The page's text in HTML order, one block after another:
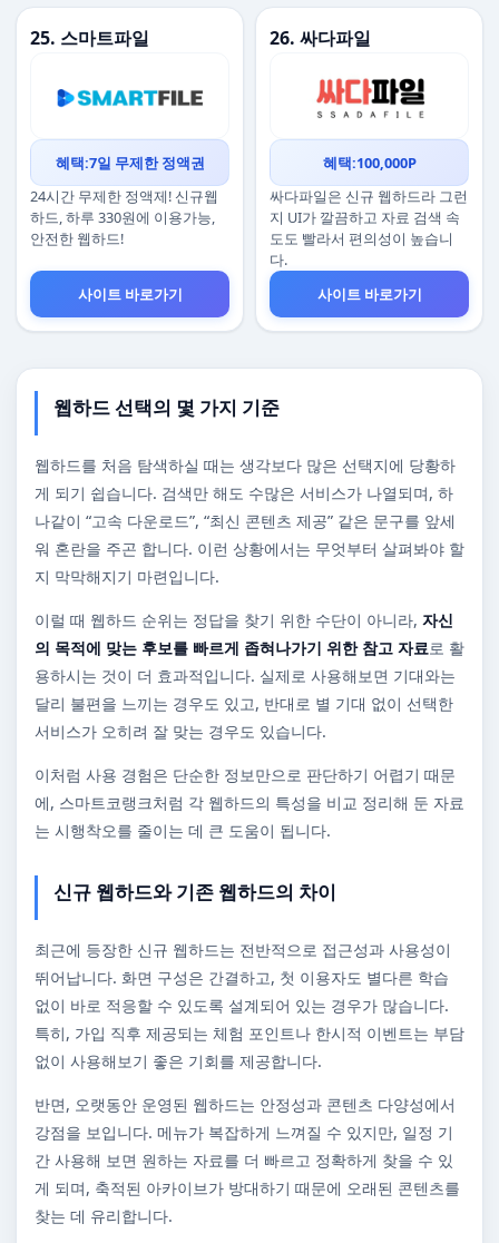
25. 스마트파일
혜택:7일 무제한 정액권
24시간 무제한 정액제! 신규웹
하드, 하루 330원에 이용가능,
안전한 웹하드!
사이트 바로가기
26. 싸다파일
혜택:100,000P
싸다파일은 신규 웹하드라 그런
지 UI가 깔끔하고 자료 검색 속
도도 빨라서 편의성이 높습니
다.
사이트 바로가기
웹하드 선택의 몇 가지 기준
웹하드를 처음 탐색하실 때는 생각보다 많은 선택지에 당황하
게 되기 쉽습니다. 검색만 해도 수많은 서비스가 나열되며, 하
나같이 “고속 다운로드”, “최신 콘텐츠 제공” 같은 문구를 앞세
워 혼란을 주곤 합니다. 이런 상황에서는 무엇부터 살펴봐야 할
지 막막해지기 마련입니다.
이럴 때 웹하드 순위는 정답을 찾기 위한 수단이 아니라, 자신
의 목적에 맞는 후보를 빠르게 좁혀나가기 위한 참고 자료로 활
용하시는 것이 더 효과적입니다. 실제로 사용해보면 기대와는
달리 불편을 느끼는 경우도 있고, 반대로 별 기대 없이 선택한
서비스가 오히려 잘 맞는 경우도 있습니다.
이처럼 사용 경험은 단순한 정보만으로 판단하기 어렵기 때문
에, 스마트코랭크처럼 각 웹하드의 특성을 비교 정리해 둔 자료
는 시행착오를 줄이는 데 큰 도움이 됩니다.
신규 웹하드와 기존 웹하드의 차이
최근에 등장한 신규 웹하드는 전반적으로 접근성과 사용성이
뛰어납니다. 화면 구성은 간결하고, 첫 이용자도 별다른 학습
없이 바로 적응할 수 있도록 설계되어 있는 경우가 많습니다.
특히, 가입 직후 제공되는 체험 포인트나 한시적 이벤트는 부담
없이 사용해보기 좋은 기회를 제공합니다.
반면, 오랫동안 운영된 웹하드는 안정성과 콘텐츠 다양성에서
강점을 보입니다. 메뉴가 복잡하게 느껴질 수 있지만, 일정 기
간 사용해 보면 원하는 자료를 더 빠르고 정확하게 찾을 수 있
게 되며, 축적된 아카이브가 방대하기 때문에 오래된 콘텐츠를
찾는 데 유리합니다.